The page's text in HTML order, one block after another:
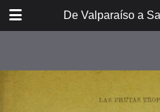
De Valparaíso a
DOWNLOAD